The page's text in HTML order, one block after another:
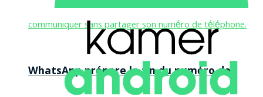
WhatsApp prépare la fin du numéro de